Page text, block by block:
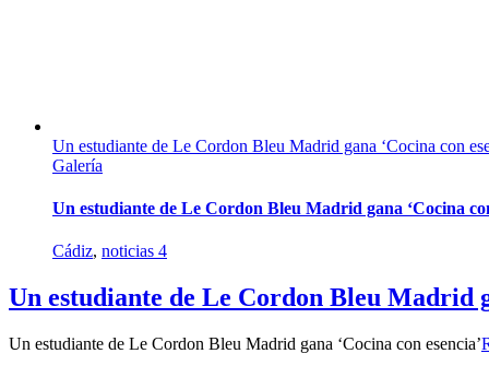
Un estudiante de Le Cordon Bleu Madrid gana ‘Cocina con
Galería
Un estudiante de Le Cordon Bleu Madrid gana ‘Cocina
Cádiz, noticias 4
Un estudiante de Le Cordon Bleu Madrid
Un estudiante de Le Cordon Bleu Madrid gana ‘Cocina con esencia’